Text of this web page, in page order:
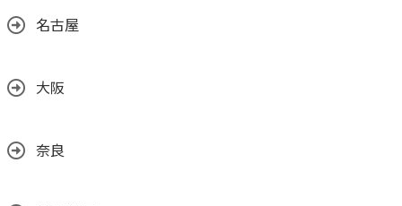
名古屋
大阪
奈良